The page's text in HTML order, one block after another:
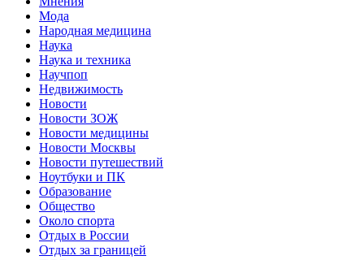
Мода
Народная медицина
Наука
Наука и техника
Научпоп
Недвижимость
Новости
Новости ЗОЖ
Новости медицины
Новости Москвы
Новости путешествий
Ноутбуки и ПК
Образование
Общество
Около спорта
Отдых в России
Отдых за границей